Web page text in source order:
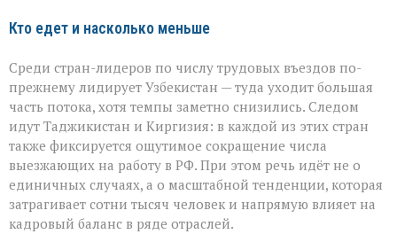
Кто едет и насколько меньше
Среди стран-лидеров по числу трудовых въездов по-
прежнему лидирует Узбекистан — туда уходит большая
часть потока, хотя темпы заметно снизились. Следом
идут Таджикистан и Киргизия: в каждой из этих стран
также фиксируется ощутимое сокращение числа
выезжающих на работу в РФ. При этом речь идёт не о
единичных случаях, а о масштабной тенденции, которая
затрагивает сотни тысяч человек и напрямую влияет на
кадровый баланс в ряде отраслей.